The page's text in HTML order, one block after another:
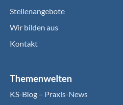
Stellenangebote
Wir bilden aus
Kontakt
Themenwelten
KS-Blog – Praxis-News